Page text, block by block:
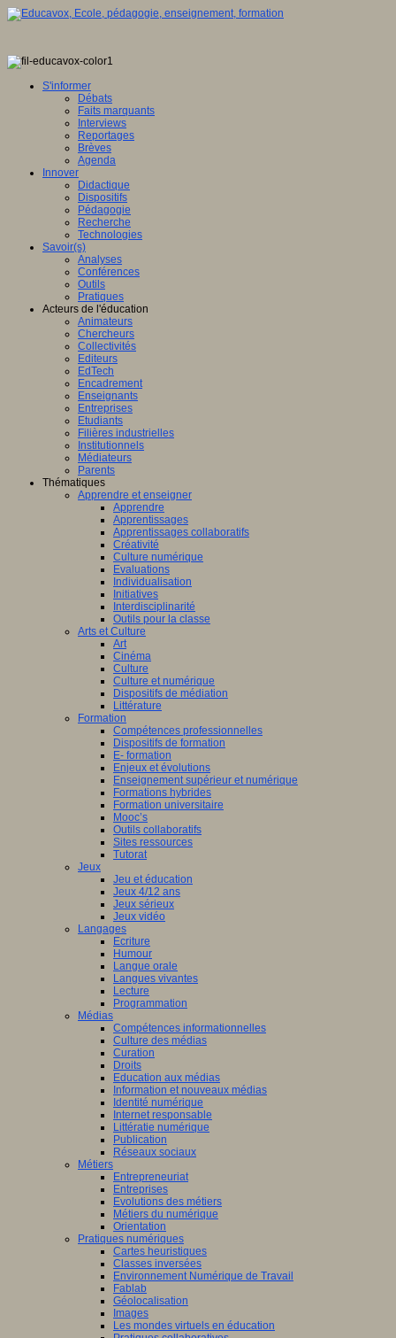
S'informer
Débats
Faits marquants
Interviews
Reportages
Brèves
Agenda
Innover
Didactique
Dispositifs
Pédagogie
Recherche
Technologies
Savoir(s)
Analyses
Conférences
Outils
Pratiques
Acteurs de l'éducation
Animateurs
Chercheurs
Collectivités
Editeurs
EdTech
Encadrement
Enseignants
Entreprises
Etudiants
Filières industrielles
Institutionnels
Médiateurs
Parents
Thématiques
Apprendre et enseigner
Apprendre
Apprentissages
Apprentissages collaboratifs
Créativité
Culture numérique
Evaluations
Individualisation
Initiatives
Interdisciplinarité
Outils pour la classe
Arts et Culture
Art
Cinéma
Culture
Culture et numérique
Dispositifs de médiation
Littérature
Formation
Compétences professionnelles
Dispositifs de formation
E- formation
Enjeux et évolutions
Enseignement supérieur et numérique
Formations hybrides
Formation universitaire
Mooc’s
Outils collaboratifs
Sites ressources
Tutorat
Jeux
Jeu et éducation
Jeux 4/12 ans
Jeux sérieux
Jeux vidéo
Langages
Ecriture
Humour
Langue orale
Langues vivantes
Lecture
Programmation
Médias
Compétences informationnelles
Culture des médias
Curation
Droits
Education aux médias
Information et nouveaux médias
Identité numérique
Internet responsable
Littératie numérique
Publication
Réseaux sociaux
Métiers
Entrepreneuriat
Entreprises
Evolutions des métiers
Métiers du numérique
Orientation
Pratiques numériques
Cartes heuristiques
Classes inversées
Environnement Numérique de Travail
Fablab
Géolocalisation
Images
Les mondes virtuels en éducation